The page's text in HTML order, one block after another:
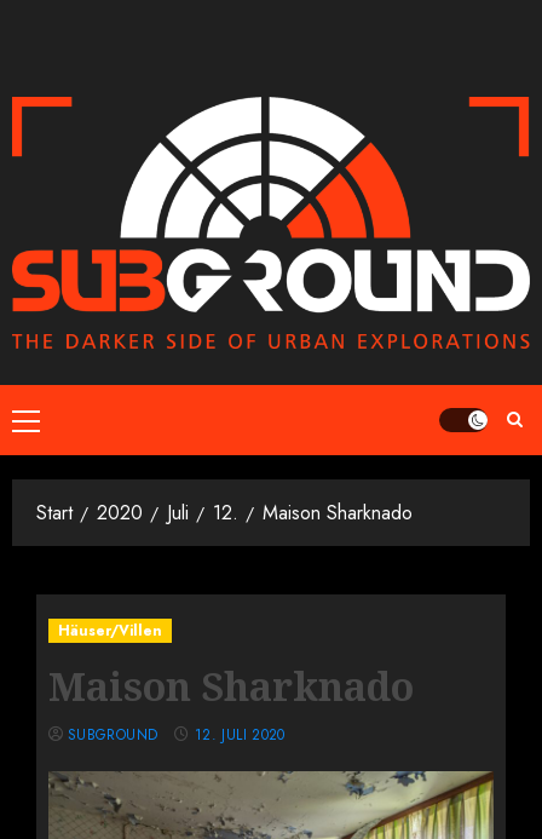
Primäres
Menü
Start 2020 Juli 12. Maison Sharknado
Häuser/Villen
Maison Sharknado
SUBGROUND 12. JULI 2020